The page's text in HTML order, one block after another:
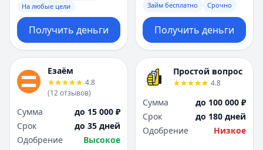
На любые цели
Получить деньги
Займ бесплатно Срочно
Получить деньги
Езаём
4.8
(12отзывов)
Сумма
до 15 000 ₽
Срок
до 35 дней
Одобрение
Высокое
Простой вопрос
4.8
Сумма
до 100 000 ₽
Срок
до 180 дней
Одобрение
Низкое